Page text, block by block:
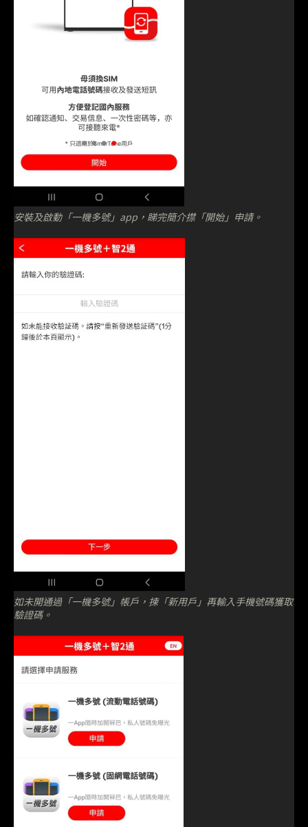
安裝及啟動「一機多號」app，睇完簡介㩒「開始」申請。
如未開通過「一機多號」帳戶，揀「新用戶」再輸入手機號碼獲取
驗證碼。